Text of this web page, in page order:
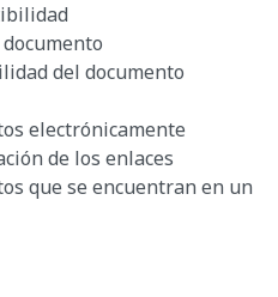
del documento
electrónicamente
de los enlaces
que se encuentran en un